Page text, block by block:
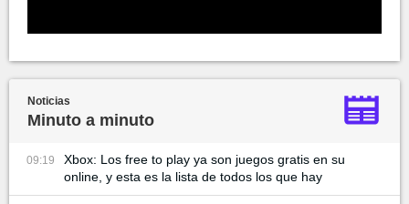
Noticias
Minuto a minuto
09:19
Xbox: Los free to play ya son juegos gratis en su
online, y esta es la lista de todos los que hay